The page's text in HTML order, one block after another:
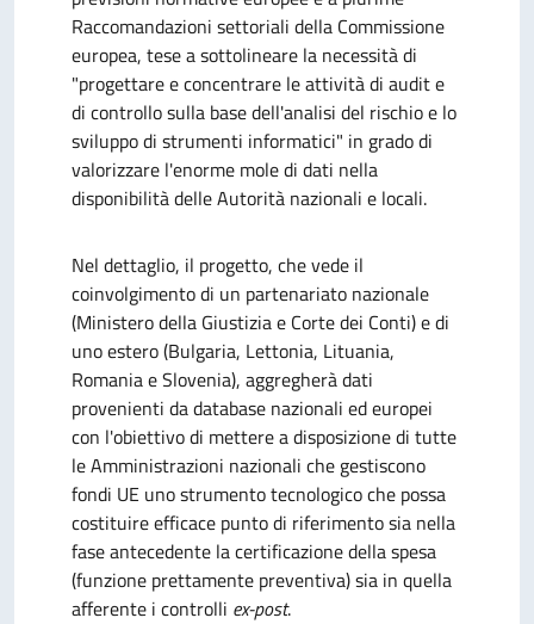
Raccomandazioni settoriali della Commissione
europea, tese a sottolineare la necessità di
"progettare e concentrare le attività di audit e
di controllo sulla base dell'analisi del rischio e lo
sviluppo di strumenti informatici" in grado di
valorizzare l'enorme mole di dati nella
disponibilità delle Autorità nazionali e locali.
Nel dettaglio, il progetto, che vede il
coinvolgimento di un partenariato nazionale
(Ministero della Giustizia e Corte dei Conti) e di
uno estero (Bulgaria, Lettonia, Lituania,
Romania e Slovenia), aggregherà dati
provenienti da database nazionali ed europei
con l'obiettivo di mettere a disposizione di tutte
le Amministrazioni nazionali che gestiscono
fondi UE uno strumento tecnologico che possa
costituire efficace punto di riferimento sia nella
fase antecedente la certificazione della spesa
(funzione prettamente preventiva) sia in quella
afferente i controlli ex-post.